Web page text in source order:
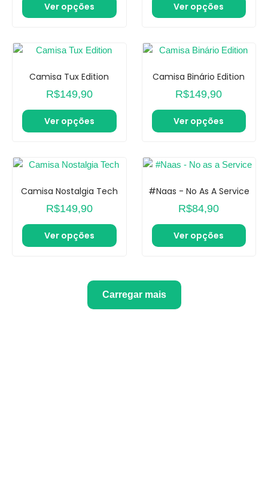
Ver opções Ver opções
Camisa Tux Edition
R$149,90
Ver opções
Camisa Binário Edition
R$149,90
Ver opções
Camisa Nostalgia Tech
R$149,90
Ver opções
#Naas - No As A Service
R$84,90
Ver opções
Carregar mais